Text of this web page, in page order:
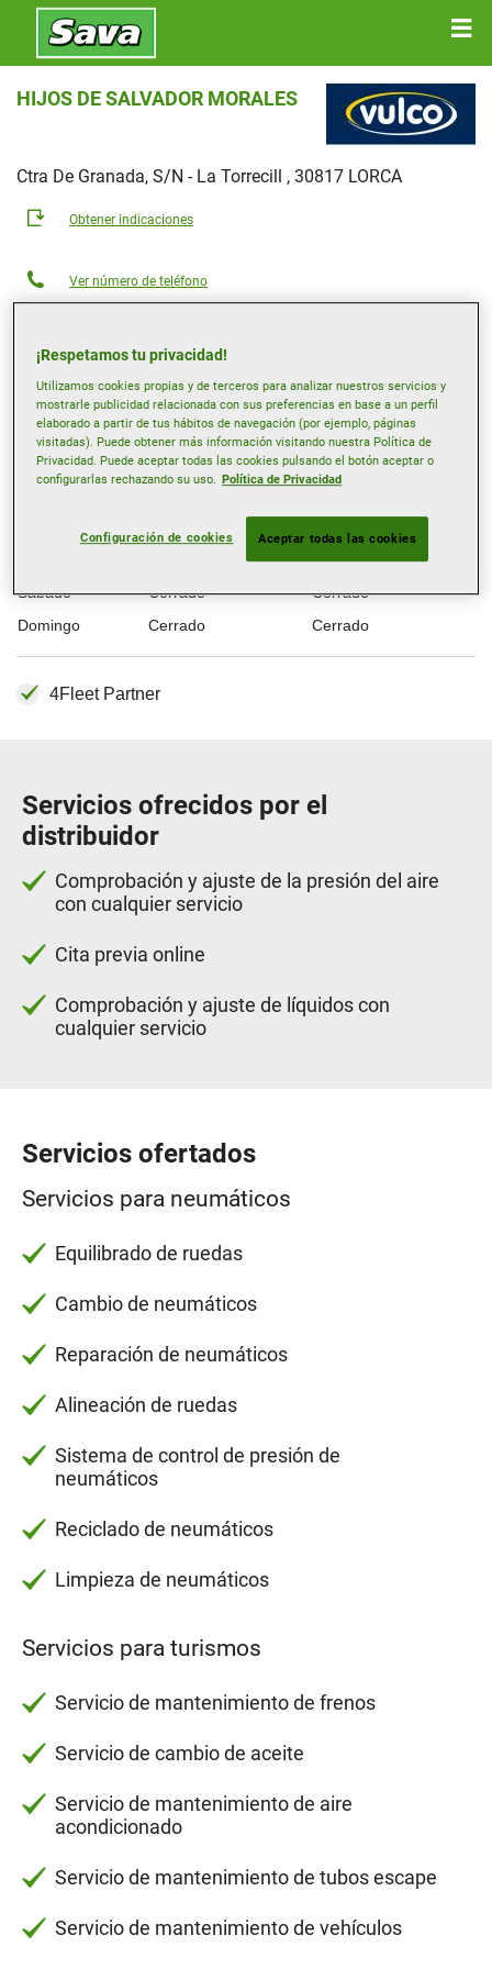
HIJOS DE SALVADOR MORALES
Ctra De Granada, S/N - La Torrecill , 30817 LORCA
Obtener indicaciones
Ver número de teléfono
Página web del distribuidor
Horario de apertura
Lunes 08:00-14:00
16:00-20:00
Martes
08:00-14:00
16:00-20:00
16:00-20:00
Sábado
Cerrado
Cerrado
Domingo
Cerrado Cerrado
4Fleet Partner
Servicios ofrecidos por el
distribuidor
Comprobación y ajuste de la presión del aire
con cualquier servicio
Cita previa online
Comprobación y ajuste de líquidos con
cualquier servicio
Servicios ofertados
Servicios para neumáticos
Equilibrado de ruedas
Cambio de neumáticos
Reparación de neumáticos
Alineación de ruedas
Sistema de control de presión de
neumáticos
Reciclado de neumáticos
Limpieza de neumáticos
Servicios para turismos
Servicio de mantenimiento de frenos
Servicio de cambio de aceite
Servicio de mantenimiento de aire
acondicionado
Servicio de mantenimiento de tubos escape
Servicio de mantenimiento de vehículos
¡Respetamos tu privacidad!
Utilizamos cookies propias y de terceros para analizar nuestros servicios y
mostrarle publicidad relacionada con sus preferencias en base a un perfil
elaborado a partir de tus hábitos de navegación (por ejemplo, páginas
visitadas). Puede obtener más información visitando nuestra Política de
Privacidad. Puede aceptar todas las cookies pulsando el botón aceptar o
configurarlas rechazando su uso. Política de Privacidad
Configuración de cookies Aceptar todas las cookies